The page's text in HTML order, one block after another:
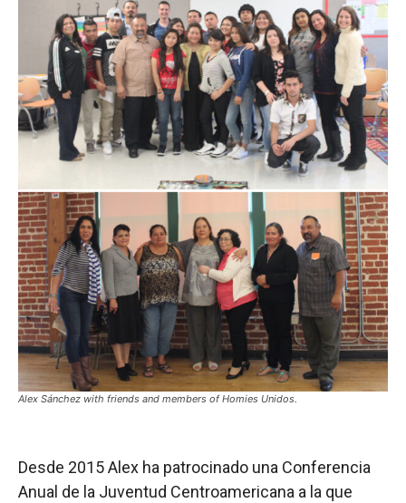
Alex Sánchez with friends and members of Homies Unidos.
Desde 2015 Alex ha patrocinado una Conferencia
Anual de la Juventud Centroamericana a la que